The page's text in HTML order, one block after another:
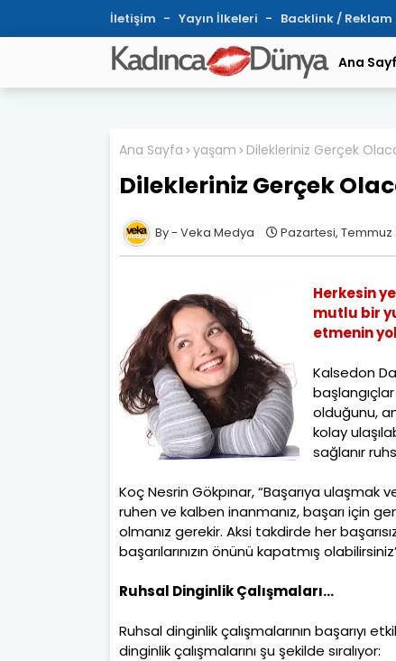
İletişim Yayın İlkeleri Backlink / Reklam
Ana
Ana Sayfa yaşam Dilekleriniz Gerçek
Dilekleriniz Gerçek
Veka Medya Pazartesi, Temmuz
Herkesin
mutlu bir
etmenin
Kalsedon
olduğunu,
kolay
sağlanır
Koç Nesrin Gökpınar, “Başarıya ulaşmak
ruhen ve kalben inanmanız, başarı için
olmanız gerekir. Aksi takdirde her
başarılarınızın önünü kapatmış
Ruhsal Dinginlik Çalışmaları...
Ruhsal dinginlik çalışmalarının başarıyı
dinginlik çalışmalarını şu şekilde sıralıyor: